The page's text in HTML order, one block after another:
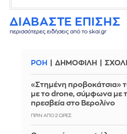
ΔΙΑΒΑΣΤΕ ΕΠΙΣΗΣ
περισσότερες ειδήσεις από το skai.gr
ΡΟΗ ΔΗΜΟΦΙΛΗ
«Στημένη προβοκάτσια»
με το drone, σύμφωνα με
πρεσβεία στο Βερολίνο
ΠΡΙΝ ΑΠΌ 2 ΏΡΕΣ